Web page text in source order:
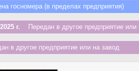
госномера (в пределах предприятия)
г. Передан в другое предприятие или
в другое предприятие или на завод